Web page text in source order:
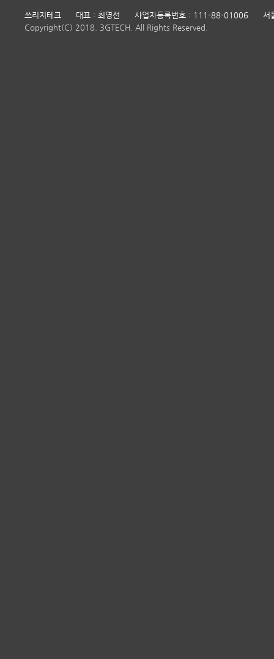
쓰리지테크 대표 : 최영선 사업자등록번호 : 111-88-01006
서
Copyright(C) 2018. 3GTECH. All Rights Reserved.